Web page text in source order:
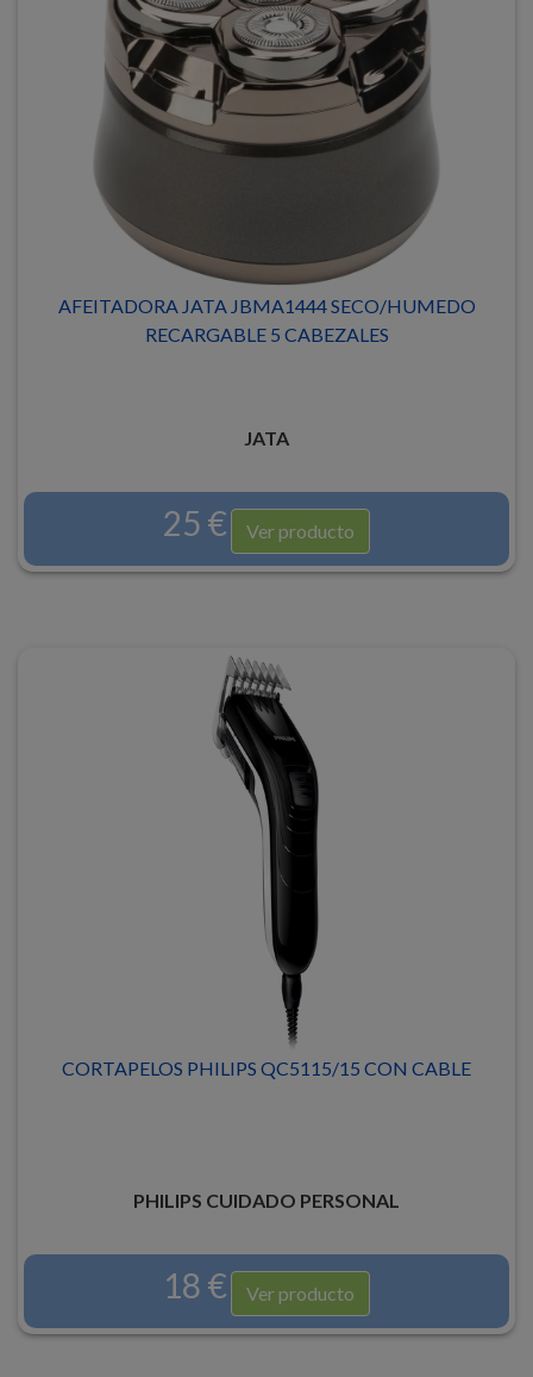
AFEITADORA JATA JBMA1444 SECO/HUMEDO
RECARGABLE 5 CABEZALES
JATA
25 € Ver producto
CORTAPELOS PHILIPS QC5115/15 CON CABLE
PHILIPS CUIDADO PERSONAL
18 € Ver producto